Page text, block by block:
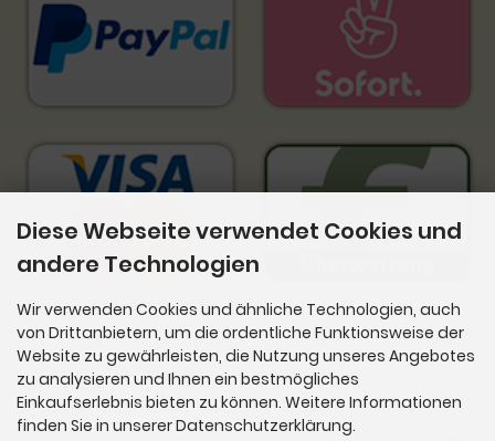
Newsletter-Anmeldung
E-Mail-Adresse:
Diese Webseite verwendet Cookies und
andere Technologien
Wir verwenden Cookies und ähnliche Technologien, auch
von Drittanbietern, um die ordentliche Funktionsweise der
Website zu gewährleisten, die Nutzung unseres Angebotes
zu analysieren und Ihnen ein bestmögliches
Einkaufserlebnis bieten zu können. Weitere Informationen
finden Sie in unserer Datenschutzerklärung.